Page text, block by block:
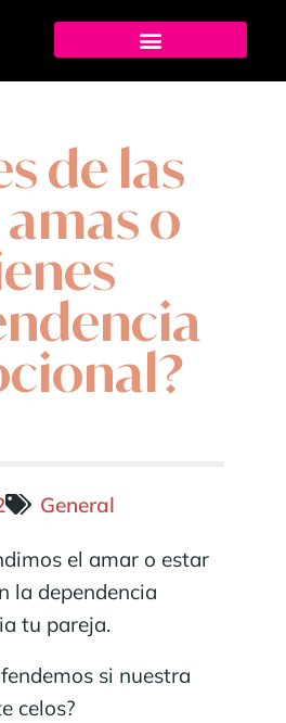
de las
o
General
el amar o estar
la dependencia
tu pareja.
si nuestra
celos?